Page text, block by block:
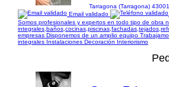
Tarragona (Tarragona) 43001
Email validado
Somos profesionales y expertos en todo tipo de obra
empresas Disponemos de un amplio equipo
integrales Instalaciones Decoración Interiorismo